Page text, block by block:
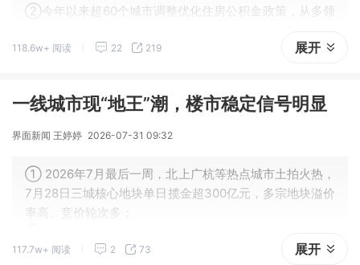
②今年以来超60个城市调整优化住房公积金政策，从多领
118.6w+ 阅读 22 219 展开
一线城市现“地王”潮，楼市稳定信号明显
界面新闻 王婷婷 2026-07-31 09:32
① 2026年7月最后一周，北上广杭等热点城市土拍火热，
7月28日三城核心地块单日揽金超300亿元，多宗地块溢价
率高、竞价轮次多；
这类地块流速快、风险低，可保障资金周转与合理收益。
117.7w+ 阅读 2 73 展开